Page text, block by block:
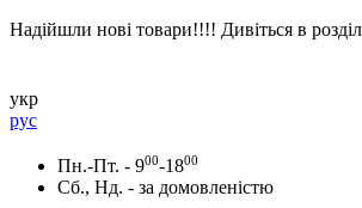
Надійшли нові товари!!!! Дивіться в
укр
рус
Пн.-Пт. - 900-1800
Сб., Нд. - за домовленістю